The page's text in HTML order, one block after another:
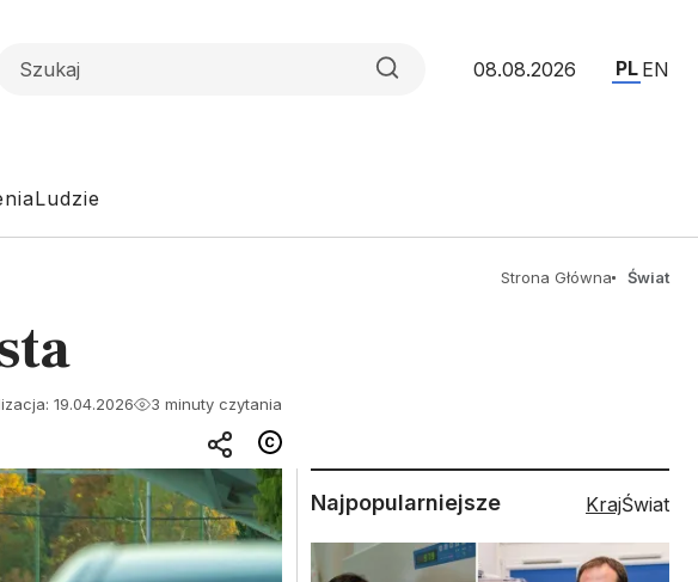
08.08.2026 PL EN
Ludzie
Strona Główna Świat
19.04.2026 3 minuty czytania
Najpopularniejsze KrajŚwiat